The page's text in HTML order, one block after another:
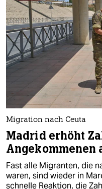
Migration nach Ceuta
Madrid erhöht
Angekommenen
Fast alle Migranten, die
waren, sind wieder in
schnelle Reaktion, die